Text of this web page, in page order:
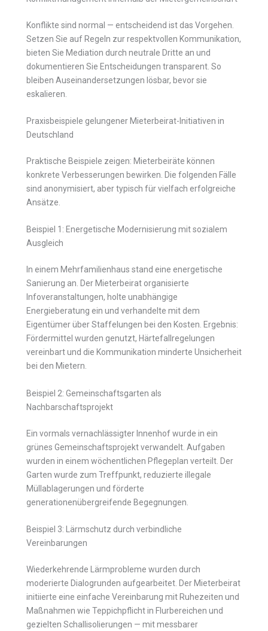
Konflikte sind normal — entscheidend ist das Vorgehen.
Setzen Sie auf Regeln zur respektvollen Kommunikation,
bieten Sie Mediation durch neutrale Dritte an und
dokumentieren Sie Entscheidungen transparent. So
bleiben Auseinandersetzungen lösbar, bevor sie
eskalieren.
Praxisbeispiele gelungener Mieterbeirat-Initiativen in
Deutschland
Praktische Beispiele zeigen: Mieterbeiräte können
konkrete Verbesserungen bewirken. Die folgenden Fälle
sind anonymisiert, aber typisch für vielfach erfolgreiche
Ansätze.
Beispiel 1: Energetische Modernisierung mit sozialem
Ausgleich
In einem Mehrfamilienhaus stand eine energetische
Sanierung an. Der Mieterbeirat organisierte
Infoveranstaltungen, holte unabhängige
Energieberatung ein und verhandelte mit dem
Eigentümer über Staffelungen bei den Kosten. Ergebnis:
Fördermittel wurden genutzt, Härtefallregelungen
vereinbart und die Kommunikation minderte Unsicherheit
bei den Mietern.
Beispiel 2: Gemeinschaftsgarten als
Nachbarschaftsprojekt
Ein vormals vernachlässigter Innenhof wurde in ein
grünes Gemeinschaftsprojekt verwandelt. Aufgaben
wurden in einem wöchentlichen Pflegeplan verteilt. Der
Garten wurde zum Treffpunkt, reduzierte illegale
Müllablagerungen und förderte
generationenübergreifende Begegnungen.
Beispiel 3: Lärmschutz durch verbindliche
Vereinbarungen
Wiederkehrende Lärmprobleme wurden durch
moderierte Dialogrunden aufgearbeitet. Der Mieterbeirat
initiierte eine einfache Vereinbarung mit Ruhezeiten und
Maßnahmen wie Teppichpflicht in Flurbereichen und
gezielten Schallisolierungen — mit messbarer